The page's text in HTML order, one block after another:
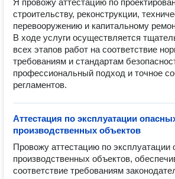
Я провожу аттестацию по
строительству, реконструкции,
перевооружению и капитальному
В ходе услуги осуществляется
всех этапов работ на соответствие
требованиям и стандартам
профессиональный подход и точное
регламентов.
Аттестация по эксплуатации
производственных объектов
Провожу аттестацию по эксплуатации
производственных объектов,
соответствие требованиям